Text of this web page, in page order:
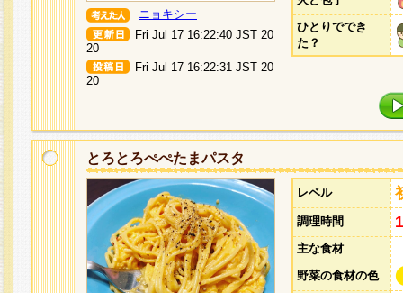
ニョキシー
Fri Jul 17 16:22:40 JST 20
20
Fri Jul 17 16:22:31 JST 20
20
ひとりででき
た？
とろとろぺぺたまパスタ
レベル
調理時間
主な食材
野菜の食材の色